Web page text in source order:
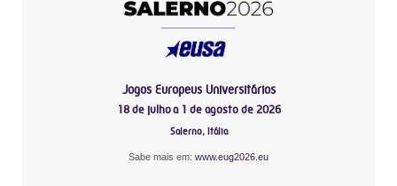
Jogos Europeus Universitários
18 de julho a 1 de agosto de 2026
Salerno, Itália
Sabe mais em: www.eug2026.eu